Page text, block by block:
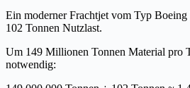
Ein moderner Frachtjet vom Typ
102 Tonnen Nutzlast.
Um 149 Millionen Tonnen Material pro
notwendig: